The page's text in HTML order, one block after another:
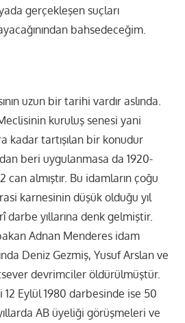
gerçekleşen suçları
bahsedeceğim.
uzun bir tarihi vardır aslında.
kuruluş senesi yani
kadar tartışılan bir konudur
beri uygulanmasa da 1920-
can almıştır. Bu idamların çoğu
karnesinin düşük olduğu yıl
darbe yıllarına denk gelmiştir.
Adnan Menderes idam
Deniz Gezmiş, Yusuf Arslan ve
devrimciler öldürülmüştür.
Eylül 1980 darbesinde ise 50
AB üyeliği görüşmeleri ve